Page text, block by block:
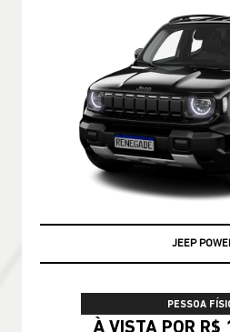
JEEP
PESSOA
À VISTA POR R$